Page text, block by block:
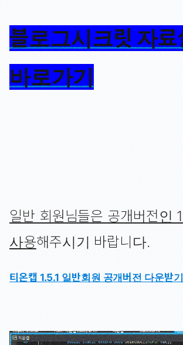
블로그시크릿 자료
바로가기
일반 회원님들은 공개버전인
사용해주시기 바랍니다.
티온캡 1.5.1 일반회원 공개버전 다운받기